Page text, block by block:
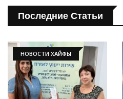
Последние Статьи
НОВОСТИ ХАЙФЫ